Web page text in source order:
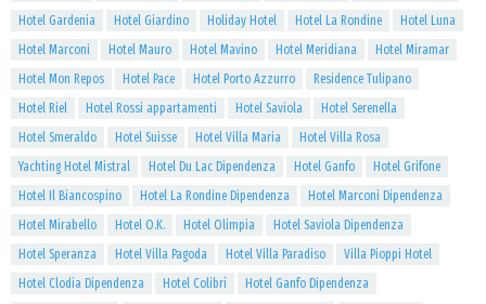
Hotel Gardenia
Hotel Giardino Holiday Hotel Hotel La Rondine
Hotel Luna
Hotel Marconi
Hotel Mauro Hotel Mavino Hotel Meridiana
Hotel Miramar
Hotel Mon Repos
Hotel Pace Hotel Porto Azzurro
Residence Tulipano
Hotel Riel
Hotel Rossi appartamenti Hotel Saviola
Hotel Serenella
Hotel Smeraldo
Hotel Suisse Hotel Villa Maria
Hotel Villa Rosa
Yachting Hotel Mistral
Hotel Du Lac Dipendenza Hotel Ganfo
Hotel Grifone
Hotel Il Biancospino
Hotel La Rondine Dipendenza
Hotel Marconi Dipendenza
Hotel Mirabello
Hotel O.K. Hotel Olimpia
Hotel Saviola Dipendenza
Hotel Speranza
Hotel Villa Pagoda Hotel Villa Paradiso
Villa Pioppi Hotel
Hotel Clodia Dipendenza
Hotel Colibrì
Hotel Ganfo Dipendenza